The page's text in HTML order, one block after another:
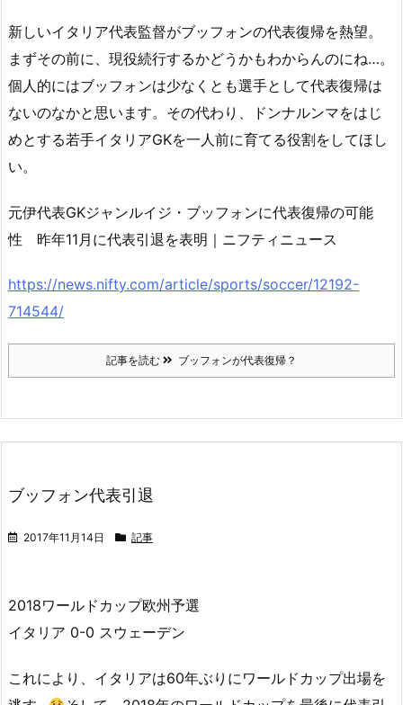
新しいイタリア代表監督がブッフォンの代表復帰を熱望。
まずその前に、現役続行するかどうかもわからんのにね…。
個人的にはブッフォンは少なくとも選手として代表復帰は
ないのなかと思います。その代わり、ドンナルンマをはじ
めとする若手イタリアGKを一人前に育てる役割をしてほし
い。
元伊代表GKジャンルイジ・ブッフォンに代表復帰の可能
性 昨年11月に代表引退を表明｜ニフティニュース
https://news.nifty.com/article/sports/soccer/12192-
714544/
記事を読む ブッフォンが代表復帰？
ブッフォン代表引退
2017年11月14日 記事
2018ワールドカップ欧州予選
イタリア 0-0 スウェーデン
これにより、イタリアは60年ぶりにワールドカップ出場を